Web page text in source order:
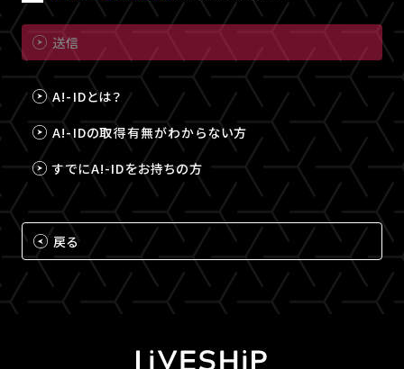
送信
A!-IDとは？
A!-IDの取得有無がわからない方
すでにA!-IDをお持ちの方
戻る